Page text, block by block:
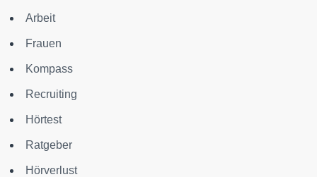
Arbeit
Frauen
Kompass
Recruiting
Hörtest
Ratgeber
Hörverlust